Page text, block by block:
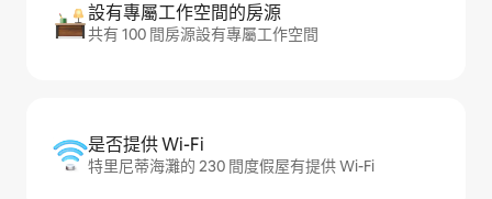
設有專屬工作空間的房源
共有 100 間房源設有專屬工作空間
是否提供 Wi-Fi
特里尼蒂海灘的 230 間度假屋有提供 Wi-Fi